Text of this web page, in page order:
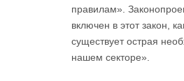
правилам».
включен в этот закон,
существует острая
нашем секторе».